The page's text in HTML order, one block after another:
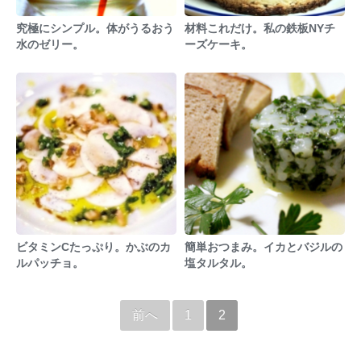
究極にシンプル。体がうるおう
水のゼリー。
材料これだけ。私の鉄板NYチ
ーズケーキ。
ビタミンCたっぷり。かぶのカ
ルパッチョ。
簡単おつまみ。イカとバジルの
塩タルタル。
前へ 1 2